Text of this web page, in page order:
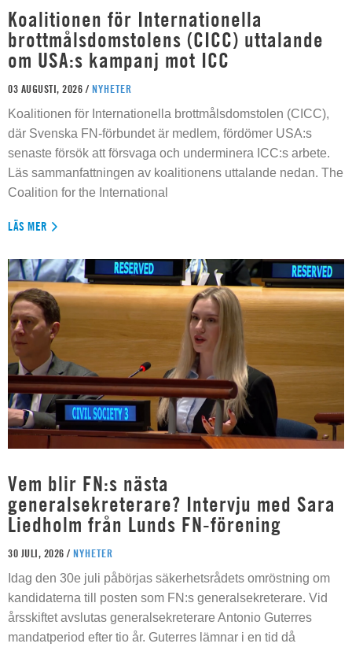
Koalitionen för Internationella
brottmålsdomstolens (CICC) uttalande
om USA:s kampanj mot ICC
03 AUGUSTI, 2026 / NYHETER
Koalitionen för Internationella brottmålsdomstolen (CICC),
där Svenska FN-förbundet är medlem, fördömer USA:s
senaste försök att försvaga och underminera ICC:s arbete.
Läs sammanfattningen av koalitionens uttalande nedan. The
Coalition for the International
LÄS MER
Vem blir FN:s nästa
generalsekreterare? Intervju med Sara
Liedholm från Lunds FN-förening
30 JULI, 2026 / NYHETER
Idag den 30e juli påbörjas säkerhetsrådets omröstning om
kandidaterna till posten som FN:s generalsekreterare. Vid
årsskiftet avslutas generalsekreterare Antonio Guterres
mandatperiod efter tio år. Guterres lämnar i en tid då